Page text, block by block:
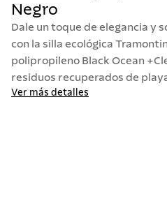
Negro
Dale un toque de elegancia y
con la silla ecológica
polipropileno Black Ocean
residuos recuperados de
Ver más detalles